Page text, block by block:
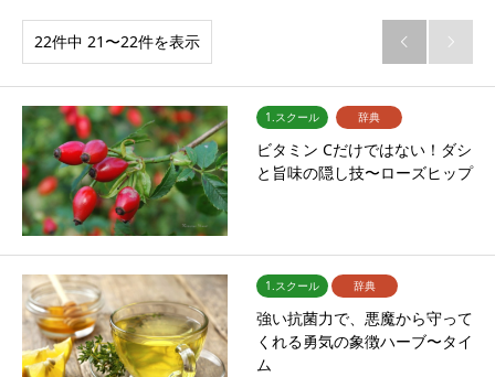
22件中 21〜22件を表示  
1.スクール 辞典
ビタミン Cだけではない！ダシ
と旨味の隠し技〜ローズヒップ
1.スクール 辞典
強い抗菌力で、悪魔から守って
くれる勇気の象徴ハーブ〜タイ
ム